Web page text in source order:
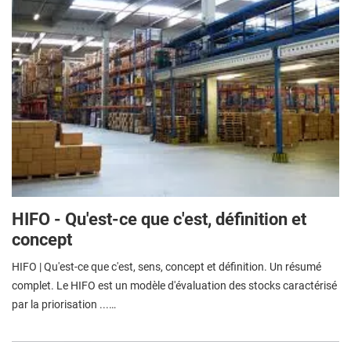
HIFO - Qu'est-ce que c'est, définition et
concept
HIFO | Qu'est-ce que c'est, sens, concept et définition. Un résumé
complet. Le HIFO est un modèle d'évaluation des stocks caractérisé
par la priorisation ...…